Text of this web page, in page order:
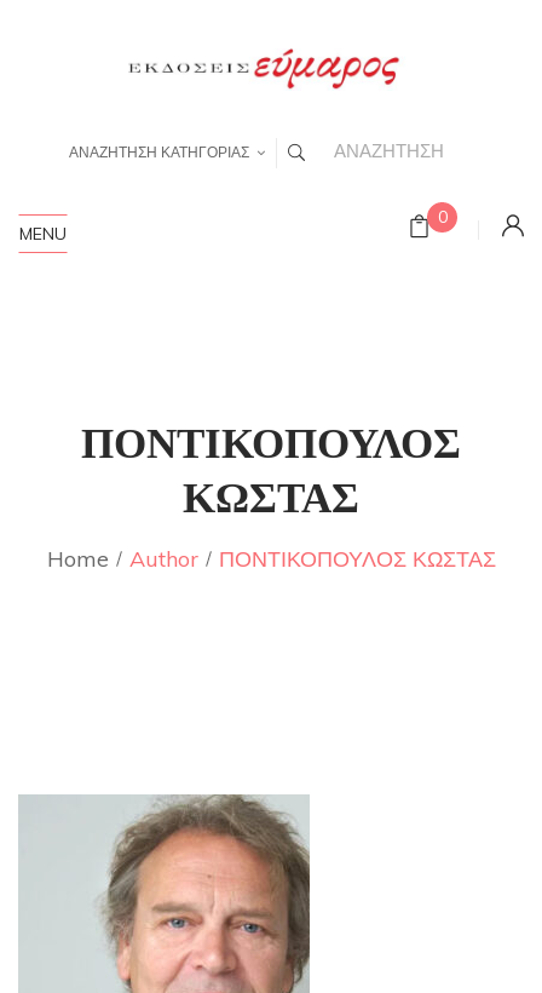
ΑΝΑΖΗΤΗΣΗ ΚΑΤΗΓΟΡΙΑΣ
0
MENU
ΠΟΝΤΙΚΟΠΟΥΛΟΣ
ΚΩΣΤΑΣ
Home Author ΠΟΝΤΙΚΟΠΟΥΛΟΣ ΚΩΣΤΑΣ